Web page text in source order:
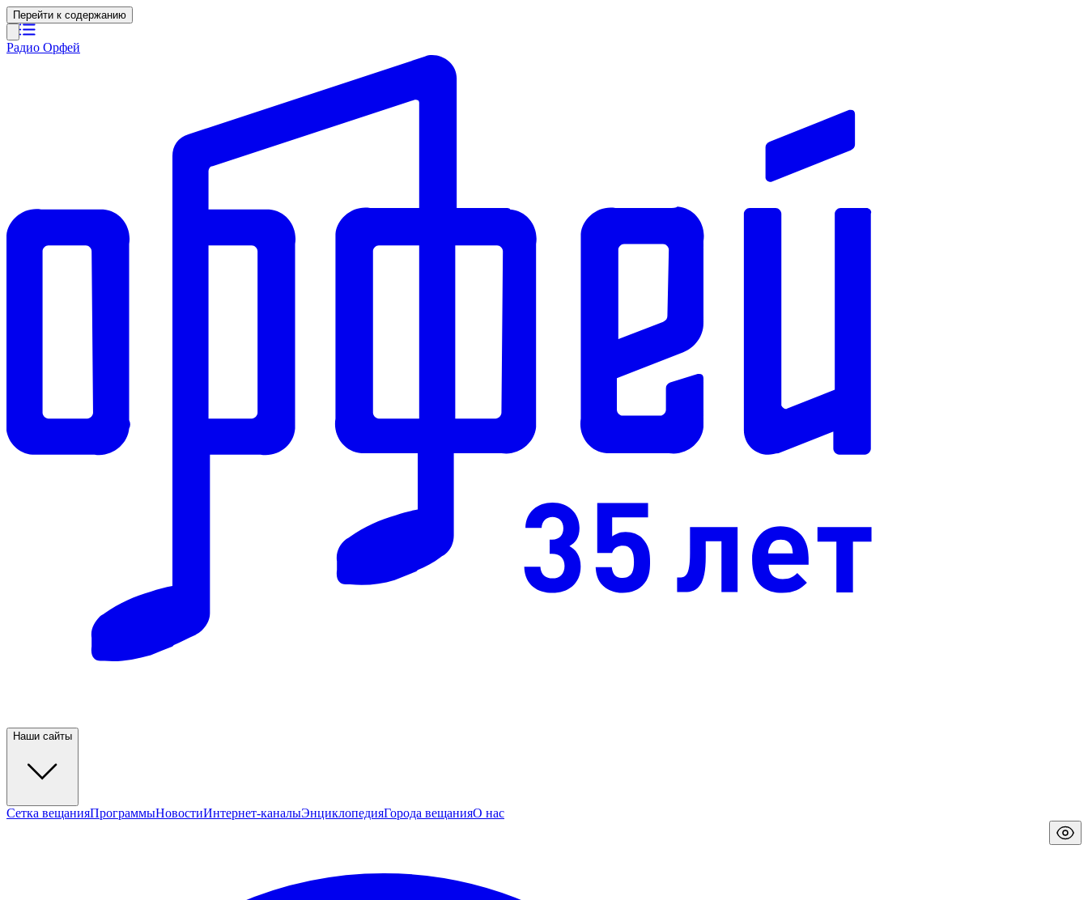
Перейти к содержанию
Радио Орфей
Наши сайты
Сетка вещанияПрограммыНовостиИнтернет-каналыЭнциклопедияГорода вещанияО нас